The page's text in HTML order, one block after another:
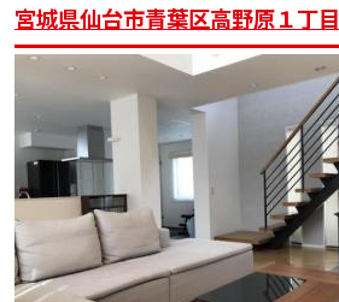
宮城県仙台市青葉区高野原１丁目